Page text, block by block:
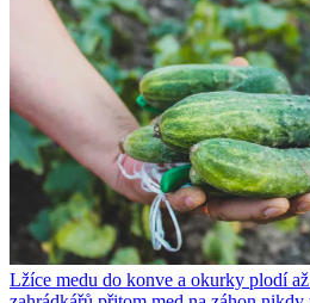
Lžíce medu do konve a okurky plodí